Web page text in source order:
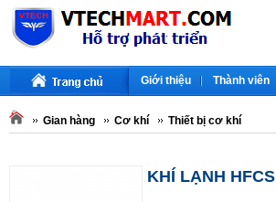
Giới thiệu Thành viên
Gian hàng Cơ khí Thiết bị cơ khí
KHÍ LẠNH